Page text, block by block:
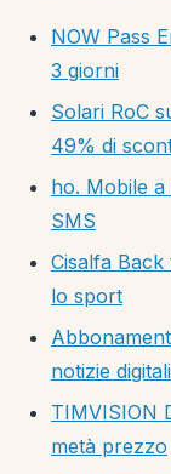
NOW Pass
3 giorni
Solari RoC
49% di
ho. Mobile a
SMS
Cisalfa
lo sport
notizie digitali
TIMVISION
metà prezzo